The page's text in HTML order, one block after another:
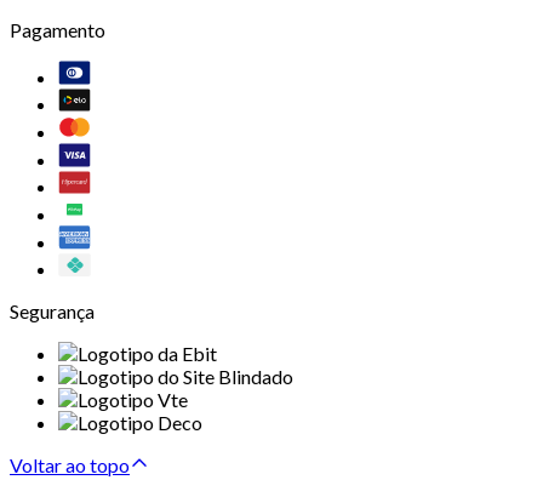
Pagamento
Segurança
Voltar ao topo